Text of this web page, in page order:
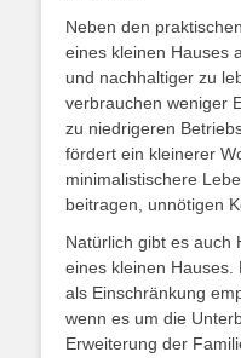
Neben den
eines kleinen Hauses
und nachhaltiger zu
verbrauchen weniger
zu niedrigeren
fördert ein kleinerer
minimalistischere
beitragen, unnötigen
Natürlich gibt es auch
eines kleinen Hauses.
als Einschränkung
wenn es um die
Erweiterung der